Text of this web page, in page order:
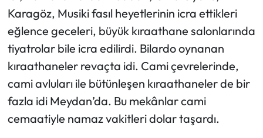
Karagöz, Musiki fasıl heyetlerinin icra ettikleri
eğlence geceleri, büyük kıraathane salonlarında
tiyatrolar bile icra edilirdi. Bilardo oynanan
kıraathaneler revaçta idi. Cami çevrelerinde,
cami avluları ile bütünleşen kıraathaneler de bir
fazla idi Meydan’da. Bu mekânlar cami
cemaatiyle namaz vakitleri dolar taşardı.